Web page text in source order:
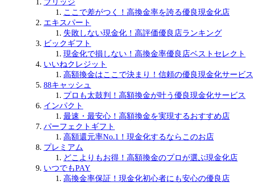
ここで差がつく！高換金率を誇る優良現金化店
エキスパート
失敗しない現金化！高評価優良店ランキング
ビックギフト
現金化で損しない！高換金率優良店ベストセレクト
いいねクレジット
高額換金はここで決まり！信頼の優良現金化サービス
88キャッシュ
プロも太鼓判！高額換金が叶う優良現金化サービス
インパクト
最速・最安心！高額換金を実現するおすすめ店
パーフェクトギフト
高額還元率No.1！現金化するならこのお店
プレミアム
どこよりもお得！高額換金のプロが選ぶ現金化店
いつでもPAY
高換金率保証！現金化初心者にも安心の優良店